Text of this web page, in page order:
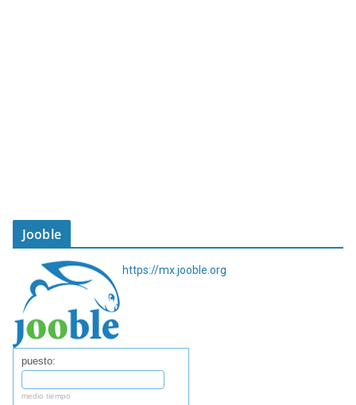
Jooble
https://mx.jooble.org
puesto:
medio tiempo